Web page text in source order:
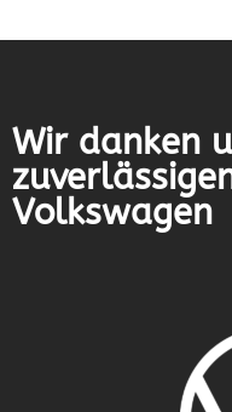
Wir danken
Volkswagen